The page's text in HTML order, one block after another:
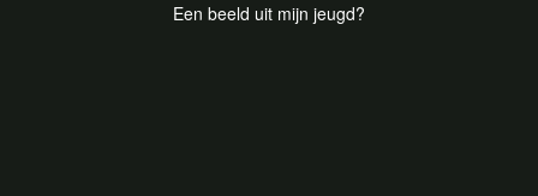
Een beeld uit mijn jeugd?